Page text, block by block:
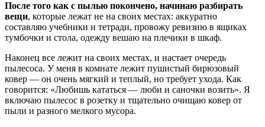
После того как с пылью покончено, начинаю разбирать
вещи, которые лежат не на своих местах: аккуратно
составляю учебники и тетради, провожу ревизию в ящиках
тумбочки и стола, одежду вешаю на плечики в шкаф.
Наконец все лежит на своих местах, и настает очередь
пылесоса. У меня в комнате лежит пушистый бирюзовый
ковер — он очень мягкий и теплый, но требует ухода. Как
говорится: «Любишь кататься — люби и саночки возить». Я
включаю пылесос в розетку и тщательно очищаю ковер от
пыли и разного мелкого мусора.